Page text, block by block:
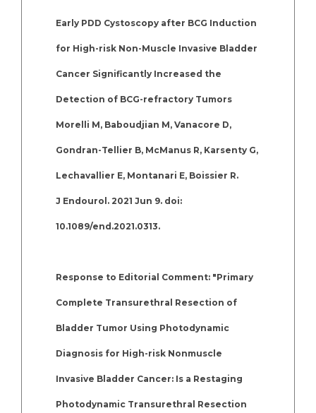
Early PDD Cystoscopy after BCG Induction
for High-risk Non-Muscle Invasive Bladder
Cancer Significantly Increased the
Detection of BCG-refractory Tumors
Morelli M, Baboudjian M, Vanacore D,
Gondran-Tellier B, McManus R, Karsenty G,
Lechavallier E, Montanari E, Boissier R.
J Endourol. 2021 Jun 9. doi:
10.1089/end.2021.0313.
Response to Editorial Comment: "Primary
Complete Transurethral Resection of
Bladder Tumor Using Photodynamic
Diagnosis for High-risk Nonmuscle
Invasive Bladder Cancer: Is a Restaging
Photodynamic Transurethral Resection